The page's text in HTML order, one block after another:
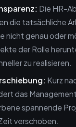
Die HR-
die tatsächliche
nicht genau oder
der Rolle
zu realisieren.
Kurz
das
spannende
verschoben.